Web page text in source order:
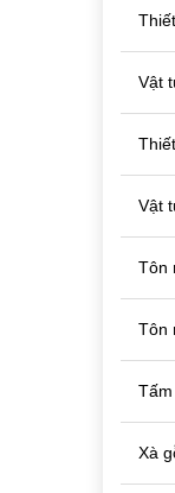
Vật
Vật
Tôn
Tôn
Xà